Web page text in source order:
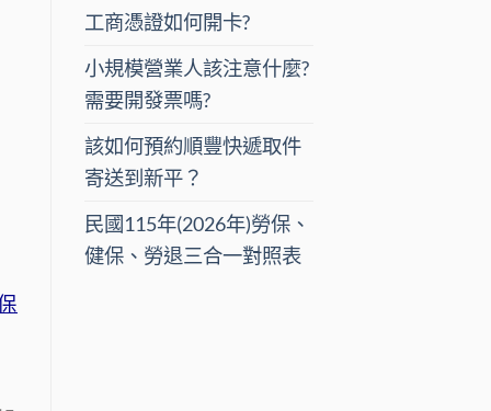
工商憑證如何開卡?
小規模營業人該注意什麼?
需要開發票嗎?
該如何預約順豐快遞取件
寄送到新平？
民國115年(2026年)勞保、
健保、勞退三合一對照表